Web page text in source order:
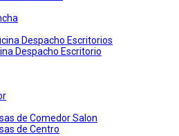
Despacho Escritorios
Despacho Escritorio
de Comedor Salon
de Centro